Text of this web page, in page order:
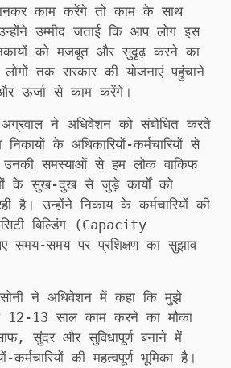
काम करेंगे तो काम के साथ
उम्मीद जताई कि आप लोग इस
को मजबूत और सुदृढ़ करने का
तक सरकार की योजनाएं पहुंचाने
ऊर्जा से काम करेंगे।
ने अधिवेशन को संबोधित करते
के अधिकारियों-कर्मचारियों से
समस्याओं से हम लोक वाकिफ
के सुख-दुख से जुड़े कार्यों को
है। उन्होंने निकाय के कर्मचारियों की
बिल्डिंग (Capacity
समय पर प्रशिक्षण का सुझाव
सोनी ने अधिवेशन में कहा कि मुझे
12-13 साल काम करने का मौका
सुंदर और सुविधापूर्ण बनाने में
कर्मचारियों की महत्वपूर्ण भूमिका है।